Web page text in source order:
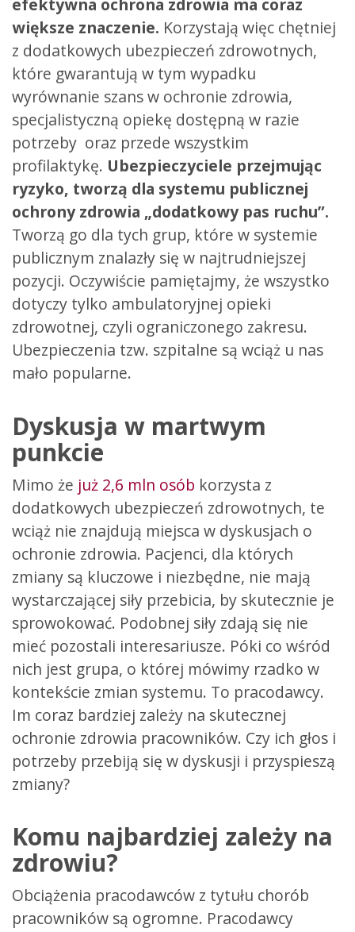
efektywna ochrona zdrowia ma coraz
większe znaczenie. Korzystają więc chętniej
z dodatkowych ubezpieczeń zdrowotnych,
które gwarantują w tym wypadku
wyrównanie szans w ochronie zdrowia,
specjalistyczną opiekę dostępną w razie
potrzeby oraz przede wszystkim
profilaktykę. Ubezpieczyciele przejmując
ryzyko, tworzą dla systemu publicznej
ochrony zdrowia „dodatkowy pas ruchu”.
Tworzą go dla tych grup, które w systemie
publicznym znalazły się w najtrudniejszej
pozycji. Oczywiście pamiętajmy, że wszystko
dotyczy tylko ambulatoryjnej opieki
zdrowotnej, czyli ograniczonego zakresu.
Ubezpieczenia tzw. szpitalne są wciąż u nas
mało popularne.
Dyskusja w martwym
punkcie
Mimo że już 2,6 mln osób korzysta z
dodatkowych ubezpieczeń zdrowotnych, te
wciąż nie znajdują miejsca w dyskusjach o
ochronie zdrowia. Pacjenci, dla których
zmiany są kluczowe i niezbędne, nie mają
wystarczającej siły przebicia, by skutecznie je
sprowokować. Podobnej siły zdają się nie
mieć pozostali interesariusze. Póki co wśród
nich jest grupa, o której mówimy rzadko w
kontekście zmian systemu. To pracodawcy.
Im coraz bardziej zależy na skutecznej
ochronie zdrowia pracowników. Czy ich głos i
potrzeby przebiją się w dyskusji i przyspieszą
zmiany?
Komu najbardziej zależy na
zdrowiu?
Obciążenia pracodawców z tytułu chorób
pracowników są ogromne. Pracodawcy